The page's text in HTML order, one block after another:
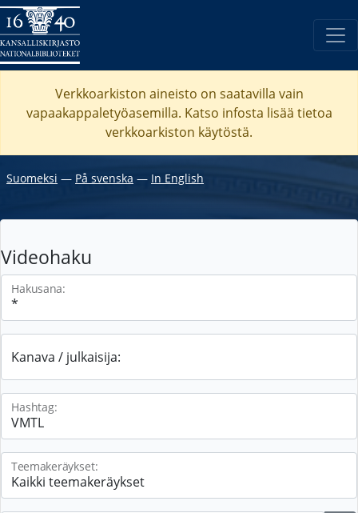
Verkkoarkiston aineisto on saatavilla vain
vapaakappaletyöasemilla. Katso infosta lisää tietoa
verkkoarkiston käytöstä.
Suomeksi ― På svenska ― In English
Videohaku
Hakusana:
Kanava / julkaisija:
Hashtag:
Teemakeräykset: